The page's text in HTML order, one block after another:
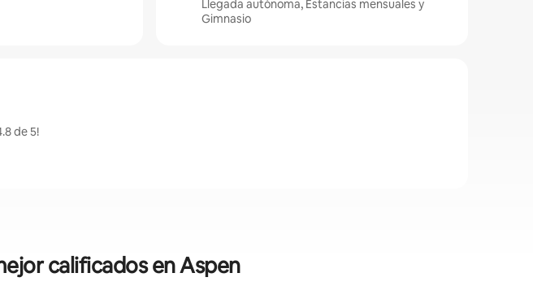
Llegada autónoma, Estancias mensuales y
Gimnasio
de 5!
calificados en Aspen